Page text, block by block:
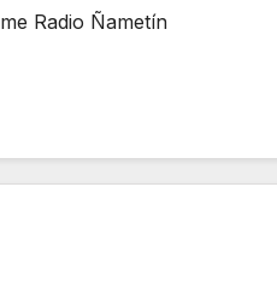
Radio Ñametín